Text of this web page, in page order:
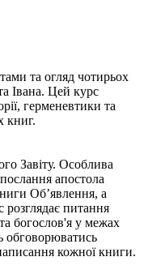
та огляд чотирьох
Івана. Цей курс
герменевтики та
книг.
Завіту. Особлива
апостола
Обʼявлення, а
розглядає питання
богослов'я у межах
обговорюватись
кожної книги.